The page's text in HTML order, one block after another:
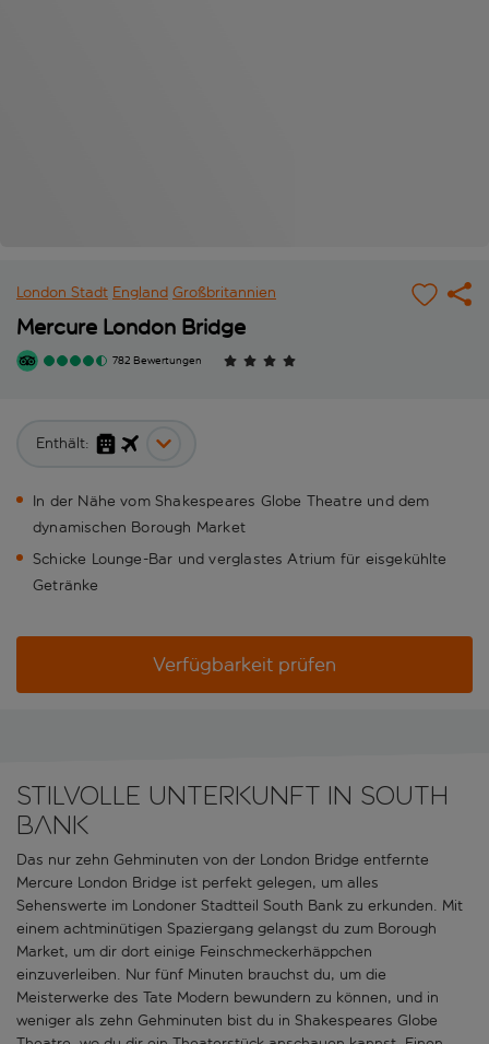
London Stadt England Großbritannien
Mercure London Bridge
782 Bewertungen
Enthält:
In der Nähe vom Shakespeares Globe Theatre und dem
dynamischen Borough Market
Schicke Lounge-Bar und verglastes Atrium für eisgekühlte
Getränke
Verfügbarkeit prüfen
Stilvolle Unterkunft in South
Bank
Das nur zehn Gehminuten von der London Bridge entfernte
Mercure London Bridge ist perfekt gelegen, um alles
Sehenswerte im Londoner Stadtteil South Bank zu erkunden. Mit
einem achtminütigen Spaziergang gelangst du zum Borough
Market, um dir dort einige Feinschmeckerhäppchen
einzuverleiben. Nur fünf Minuten brauchst du, um die
Meisterwerke des Tate Modern bewundern zu können, und in
weniger als zehn Gehminuten bist du in Shakespeares Globe